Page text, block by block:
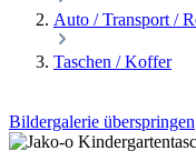
Auto / Transport /
Taschen / Koffer
Bildergalerie überspringen